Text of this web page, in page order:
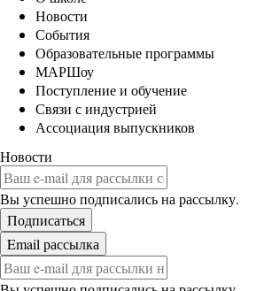
Новости
События
Образовательные программы
МАРШоу
Поступление и обучение
Связи с индустрией
Ассоциация выпускников
Новости
Вы успешно подписались на рассылку.